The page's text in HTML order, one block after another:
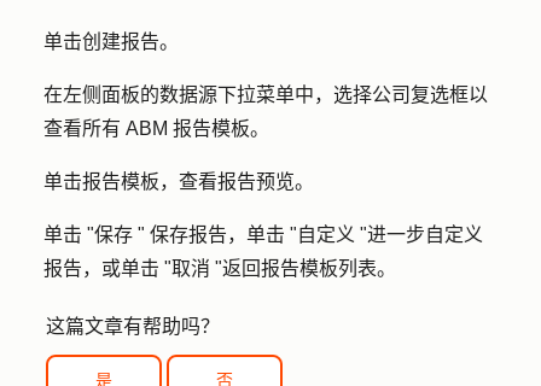
单击创建报告。
在左侧面板的数据源下拉菜单中，选择公司 复选框以
查看所有 ABM 报告模板。
单击报告模板，查看报告预览。
单击 "保存 " 保存报告，单击 "自定义 "进一步自定义
报告，或单击 "取消 "返回报告模板列表。
这篇文章有帮助吗？
是 否